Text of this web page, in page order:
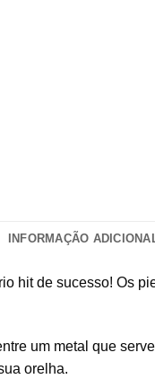
INFORMAÇÃO
hit de sucesso! Os
um metal que
orelha.